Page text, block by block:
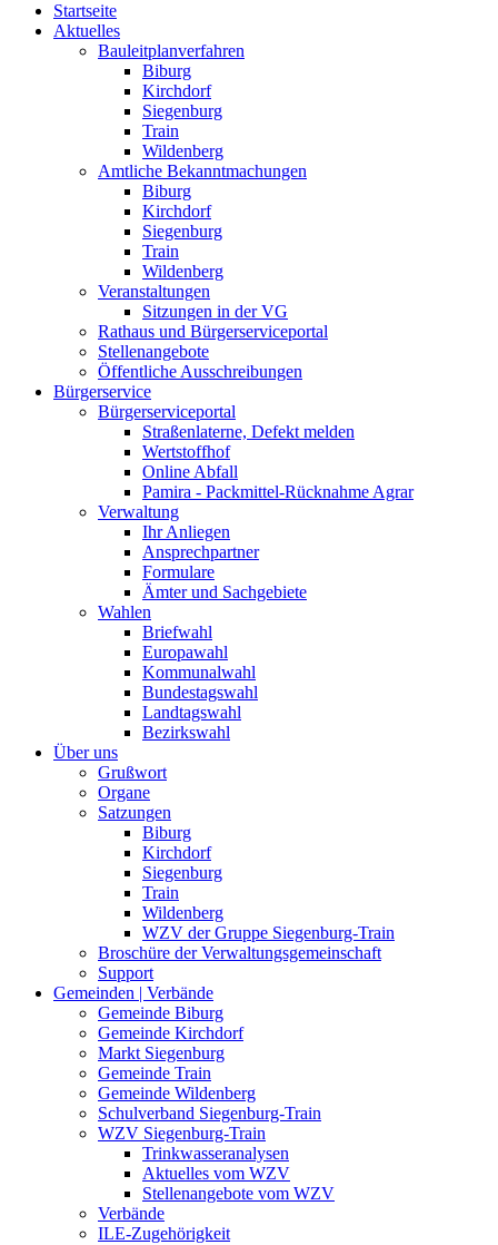
Startseite
Aktuelles
Bauleitplanverfahren
Biburg
Kirchdorf
Siegenburg
Train
Wildenberg
Amtliche Bekanntmachungen
Biburg
Kirchdorf
Siegenburg
Train
Wildenberg
Veranstaltungen
Sitzungen in der VG
Rathaus und Bürgerserviceportal
Stellenangebote
Öffentliche Ausschreibungen
Bürgerservice
Bürgerserviceportal
Straßenlaterne, Defekt melden
Wertstoffhof
Online Abfall
Pamira - Packmittel-Rücknahme Agrar
Verwaltung
Ihr Anliegen
Ansprechpartner
Formulare
Ämter und Sachgebiete
Wahlen
Briefwahl
Europawahl
Kommunalwahl
Bundestagswahl
Landtagswahl
Bezirkswahl
Über uns
Grußwort
Organe
Satzungen
Biburg
Kirchdorf
Siegenburg
Train
Wildenberg
WZV der Gruppe Siegenburg-Train
Broschüre der Verwaltungsgemeinschaft
Support
Gemeinden | Verbände
Gemeinde Biburg
Gemeinde Kirchdorf
Markt Siegenburg
Gemeinde Train
Gemeinde Wildenberg
Schulverband Siegenburg-Train
WZV Siegenburg-Train
Trinkwasseranalysen
Aktuelles vom WZV
Stellenangebote vom WZV
Verbände
ILE-Zugehörigkeit